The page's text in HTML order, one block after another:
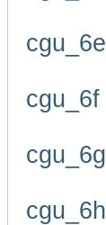
cgu_6e
cgu_6f
cgu_6g
cgu_6h